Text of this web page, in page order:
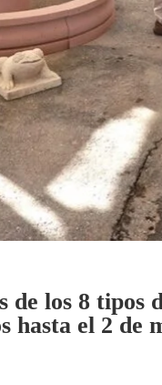
de los 8
hasta el 2 de